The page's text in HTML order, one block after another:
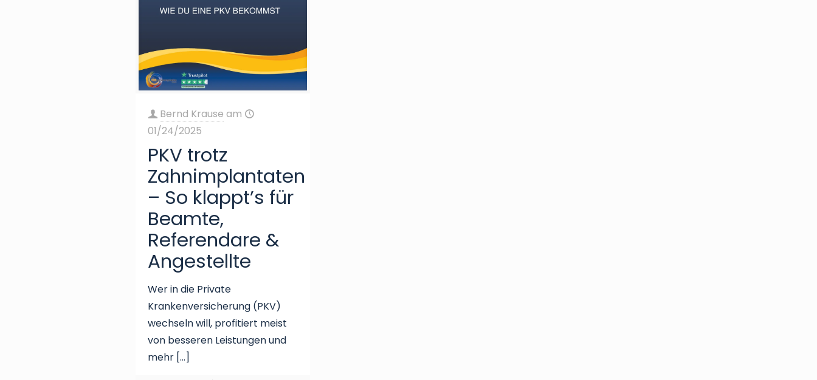
Bernd Krause am
01/24/2025
PKV trotz
Zahnimplantaten
– So klappt’s für
Beamte,
Referendare &
Angestellte
Wer in die Private
Krankenversicherung (PKV)
wechseln will, profitiert meist
von besseren Leistungen und
mehr […]